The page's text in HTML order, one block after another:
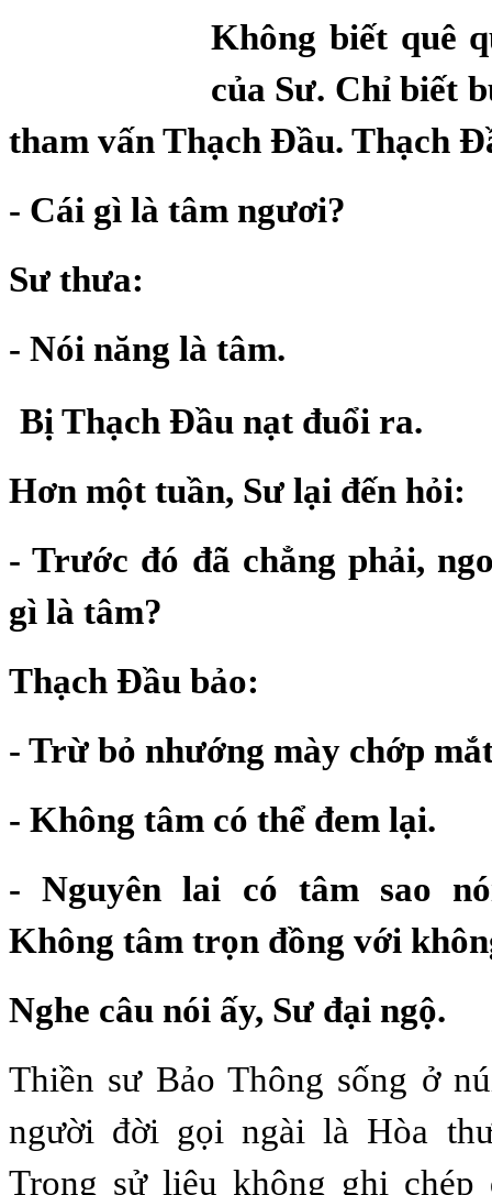
Không biết quê
của Sư. Chỉ biết
tham vấn Thạch Đầu. Thạch
- Cái gì là tâm ngươi?
Sư thưa:
- Nói năng là tâm.
Bị Thạch Đầu nạt đuổi ra.
Hơn một tuần, Sư lại đến hỏi:
- Trước đó đã chẳng phải,
gì là tâm?
Thạch Đầu bảo:
- Trừ bỏ nhướng mày chớp
- Không tâm có thể đem lại.
- Nguyên lai có tâm sao
Không tâm trọn đồng với
Nghe câu nói ấy, Sư đại ngộ.
Thiền sư Bảo Thông sống ở
người đời gọi ngài là Hòa
Trong sử liệu không ghi chép